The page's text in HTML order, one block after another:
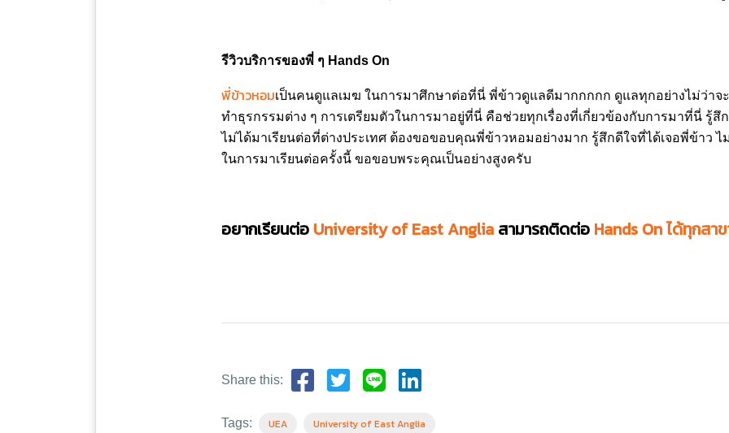
รีวิวบริการของพี่ ๆ Hands On
พี่ข้าวหอมเป็นคนดูแลเมฆ ในการมาศึกษาต่อที่นี่ พี่ข้าวดูแลดีมากกกกก ดูแลทุกอย่างไม่ว่าจะ
ทำธุรกรรมต่าง ๆ การเตรียมตัวในการมาอยู่ที่นี่ คือช่วยทุกเรื่องที่เกี่ยวข้องกับการมาที่นี่ รู้สึ
ไม่ได้มาเรียนต่อที่ต่างประเทศ ต้องขอขอบคุณพี่ข้าวหอมอย่างมาก รู้สึกดีใจที่ได้เจอพี่ข้าว ไ
ในการมาเรียนต่อครั้งนี้ ขอขอบพระคุณเป็นอย่างสูงครับ
อยากเรียนต่อ University of East Anglia สามารถติดต่อ Hands On ได้ทุกสา
Share this:
Tags: UEA University of East Anglia